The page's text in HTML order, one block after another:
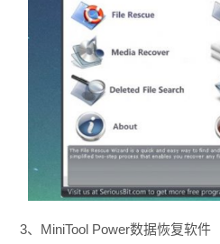
3、MiniTool Power数据恢复软件